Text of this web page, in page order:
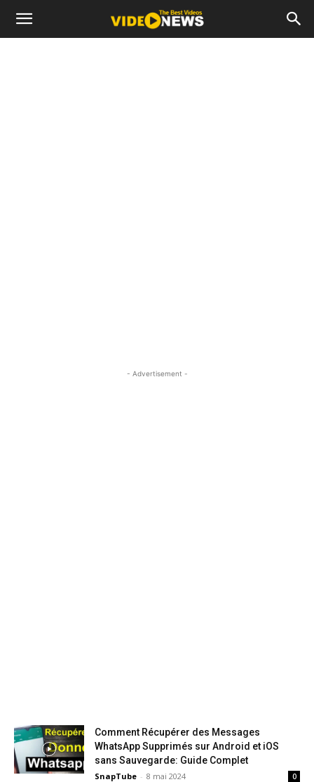
- Advertisement -
Comment Récupérer des Messages
WhatsApp Supprimés sur Android et iOS
sans Sauvegarde: Guide Complet
SnapTube - 8 mai 2024 0